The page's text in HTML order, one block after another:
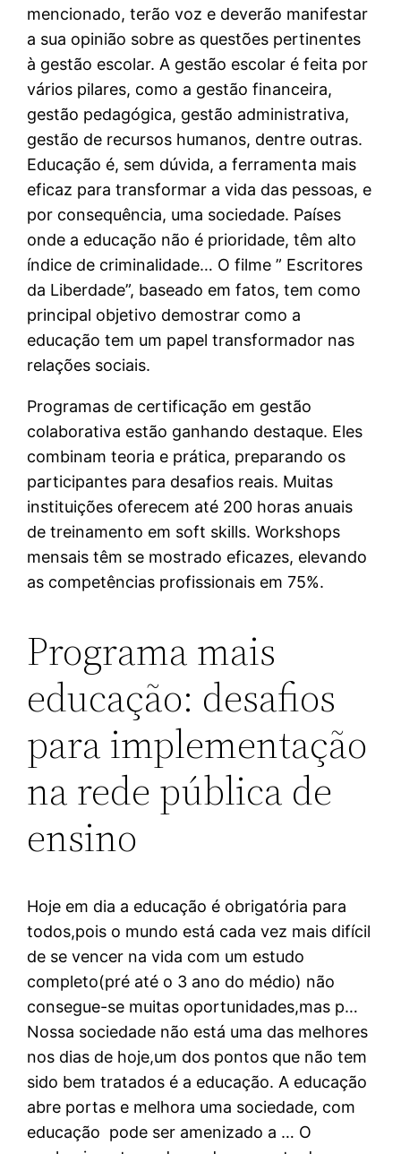
mencionado, terão voz e deverão manifestar
a sua opinião sobre as questões pertinentes
à gestão escolar. A gestão escolar é feita por
vários pilares, como a gestão financeira,
gestão pedagógica, gestão administrativa,
gestão de recursos humanos, dentre outras.
Educação é, sem dúvida, a ferramenta mais
eficaz para transformar a vida das pessoas, e
por consequência, uma sociedade. Países
onde a educação não é prioridade, têm alto
índice de criminalidade… O filme ” Escritores
da Liberdade”, baseado em fatos, tem como
principal objetivo demostrar como a
educação tem um papel transformador nas
relações sociais.
Programas de certificação em gestão
colaborativa estão ganhando destaque. Eles
combinam teoria e prática, preparando os
participantes para desafios reais. Muitas
instituições oferecem até 200 horas anuais
de treinamento em soft skills. Workshops
mensais têm se mostrado eficazes, elevando
as competências profissionais em 75%.
Programa mais
educação: desafios
para implementação
na rede pública de
ensino
Hoje em dia a educação é obrigatória para
todos,pois o mundo está cada vez mais difícil
de se vencer na vida com um estudo
completo(pré até o 3 ano do médio) não
consegue-se muitas oportunidades,mas p…
Nossa sociedade não está uma das melhores
nos dias de hoje,um dos pontos que não tem
sido bem tratados é a educação. A educação
abre portas e melhora uma sociedade, com
educação pode ser amenizado a … O